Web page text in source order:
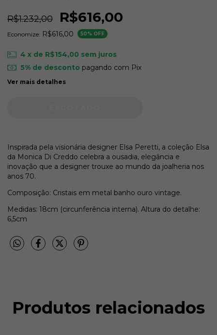
R$1.232,00 R$616,00
Economize: R$616,00 50% OFF
4 x de R$154,00 sem juros
5% de desconto pagando com Pix
Ver mais detalhes
Inspirada pela visionária designer Elsa Peretti, a coleção Elsa
da Monica Di Creddo celebra a ousadia, elegância e
inovação que a designer trouxe ao mundo da joalheria nos
anos 70.
Composição: Cristais em metal banho ouro vintage.
Medidas: 18cm (circunferência interna). Altura do detalhe:
6,5cm
Produtos relacionados